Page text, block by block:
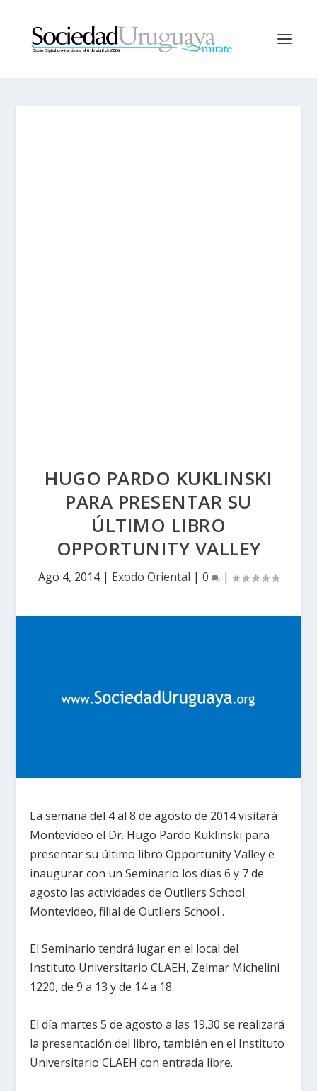
HUGO PARDO KUKLINSKI
PARA PRESENTAR SU
ÚLTIMO LIBRO
OPPORTUNITY VALLEY
Ago 4, 2014| Exodo Oriental | 0 |
La semana del 4 al 8 de agosto de 2014 visitará
Montevideo el Dr. Hugo Pardo Kuklinski para
presentar su último libro Opportunity Valley e
inaugurar con un Seminario los días 6 y 7 de
agosto las actividades de Outliers School
Montevideo, filial de Outliers School .
El Seminario tendrá lugar en el local del
Instituto Universitario CLAEH, Zelmar Michelini
1220, de 9 a 13 y de 14 a 18.
El día martes 5 de agosto a las 19.30 se realizará
la presentación del libro, también en el Instituto
Universitario CLAEH con entrada libre.